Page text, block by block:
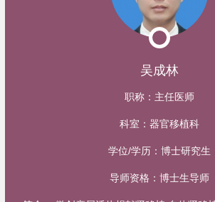
吴成林
职称： 主任医师
科室： 器官移植科
学位/学历： 博士研究生
导师资格： 博士生导师